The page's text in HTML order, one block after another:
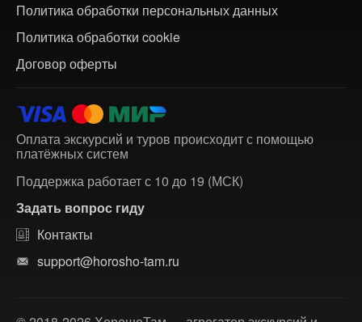
Политика обработки персональных данных
Политика обработки cookie
Договор оферты
Оплата экскурсий и туров происходит с помощью
платёжных систем
Поддержка работает с 10 до 19 (МСК)
Задать вопрос гиду
Контакты
support@horosho-tam.ru